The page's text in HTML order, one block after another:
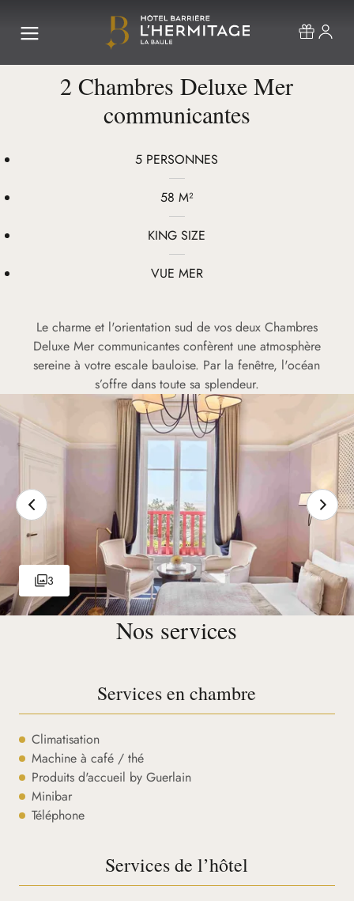
2 Chambres Deluxe Mer
communicantes
5 PERSONNES
58 M²
KING SIZE
VUE MER
Le charme et l'orientation sud de vos deux Chambres
Deluxe Mer communicantes confèrent une atmosphère
sereine à votre escale bauloise. Par la fenêtre, l'océan
s’offre dans toute sa splendeur.
3
Nos services
Services en chambre
Climatisation
Machine à café / thé
Produits d'accueil by Guerlain
Minibar
Téléphone
Services de l’hôtel